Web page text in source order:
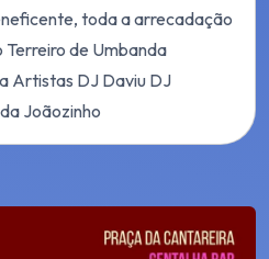
toda a arrecadação
Terreiro de Umbanda
Artistas DJ Daviu DJ
Joãozinho